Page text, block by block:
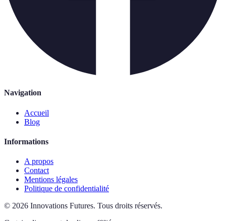
Navigation
Accueil
Blog
Informations
A propos
Contact
Mentions légales
Politique de confidentialité
© 2026 Innovations Futures. Tous droits réservés.